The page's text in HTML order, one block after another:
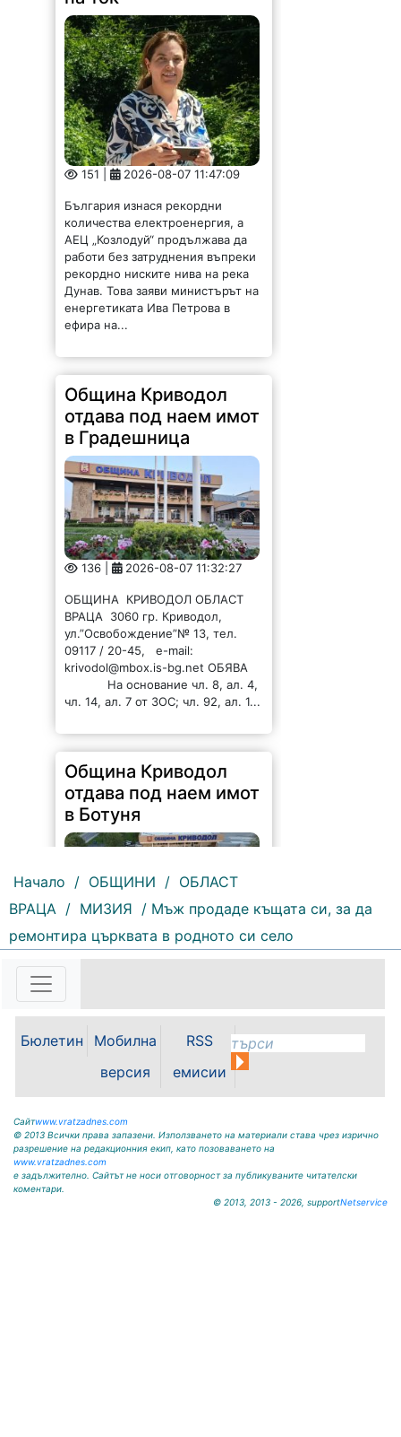
151 | 2026-08-07 11:47:09
количества електроенергия, а
АЕЦ „Козлодуй“ продължава да
работи без затруднения въпреки
рекордно ниските нива на река
Дунав. Това заяви министърът на
енергетиката Ива Петрова в
ефира на...
Община Криводол
отдава под наем имот
в Градешница
136 | 2026-08-07 11:32:27
ВРАЦА 3060 гр. Криводол,
ул.”Освобождение”№ 13, тел.
09117 / 20-45, e-mail:
krivodol@mbox.is-bg.net ОБЯВА
На основание чл. 8, ал. 4,
чл. 14, ал. 7 от ЗОС; чл. 92, ал. 1...
Община Криводол
отдава под наем имот
в Ботуня
140 | 2026-08-07 11:30:54
ОБЩИНА КРИВОДОЛ ОБЛАСТ
„Освобождение” № 13, тел.
krivodol@mbox.is-bg.net ОБЯВА
На основание чл. 8, ал. 4,
чл. 14, ал. 7 от ЗОС; чл. 92, ал. 1...
Начало / ОБЩИНИ / ОБЛАСТ
ВРАЦА / МИЗИЯ / Мъж продаде къщата си, за да
ремонтира църквата в родното си село
Бюлетин
Мобилна
версия
RSS
емисии
Сайтwww.vratzadnes.com
© 2013 Всички права запазени. Използването на материали става чрез изрично
разрешение на редакционния екип, като позоваването на
www.vratzadnes.com
е задължително. Сайтът не носи отговорност за публикуваните читателски
коментари.
© 2013, 2013 - 2026, supportNetservice